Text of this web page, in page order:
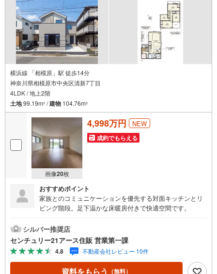
横浜線 「相模原」駅 徒歩14分
神奈川県相模原市中央区清新7丁目
4LDK / 地上2階
土地99.19m2 /建物 104.76m2
画像20枚
4,998万円 NEW
成約でもらえる
おすすめポイント
家族とのコミュニケーションを優先する対面キッチンとリ
ビング階段。足下温かな床暖房付きで快適空間です。
シルバー推奨店
センチュリー21アース住販 営業第一課
4.8 不動産会社レビュー 10件
資料をもらう （無料）